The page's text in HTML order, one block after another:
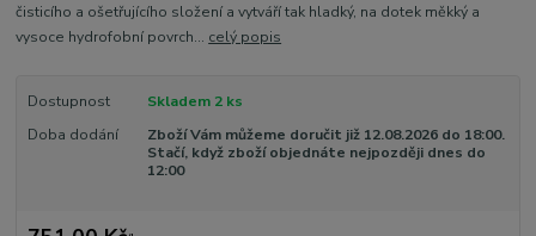
čisticího a ošetřujícího složení a vytváří tak hladký, na dotek měkký a
vysoce hydrofobní povrch... celý popis
Dostupnost
Skladem 2 ks
Doba dodání
Zboží Vám můžeme doručit již 12.08.2026 do 18:00.
Stačí, když zboží objednáte nejpozději dnes do
12:00